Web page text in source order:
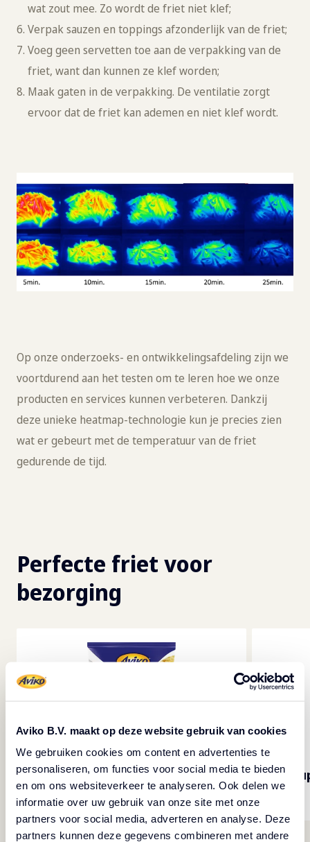
Aviko B.V. maakt op deze website gebruik van cookies
We gebruiken cookies om content en advertenties te
personaliseren, om functies voor social media te bieden
en om ons websiteverkeer te analyseren. Ook delen we
informatie over uw gebruik van onze site met onze
partners voor social media, adverteren en analyse. Deze
partners kunnen deze gegevens combineren met andere
wat zout mee. Zo wordt de friet niet klef;
Verpak sauzen en toppings afzonderlijk van de friet;
Voeg geen servetten toe aan de verpakking van de
friet, want dan kunnen ze klef worden;
Maak gaten in de verpakking. De ventilatie zorgt
ervoor dat de friet kan ademen en niet klef wordt.
Op onze onderzoeks- en ontwikkelingsafdeling zijn we
voortdurend aan het testen om te leren hoe we onze
producten en services kunnen verbeteren. Dankzij
deze unieke heatmap-technologie kun je precies zien
wat er gebeurt met de temperatuur van de friet
gedurende de tijd.
Perfecte friet voor
bezorging
SuperCrunch Fresh 11 mm
Perfect voor bezorgen